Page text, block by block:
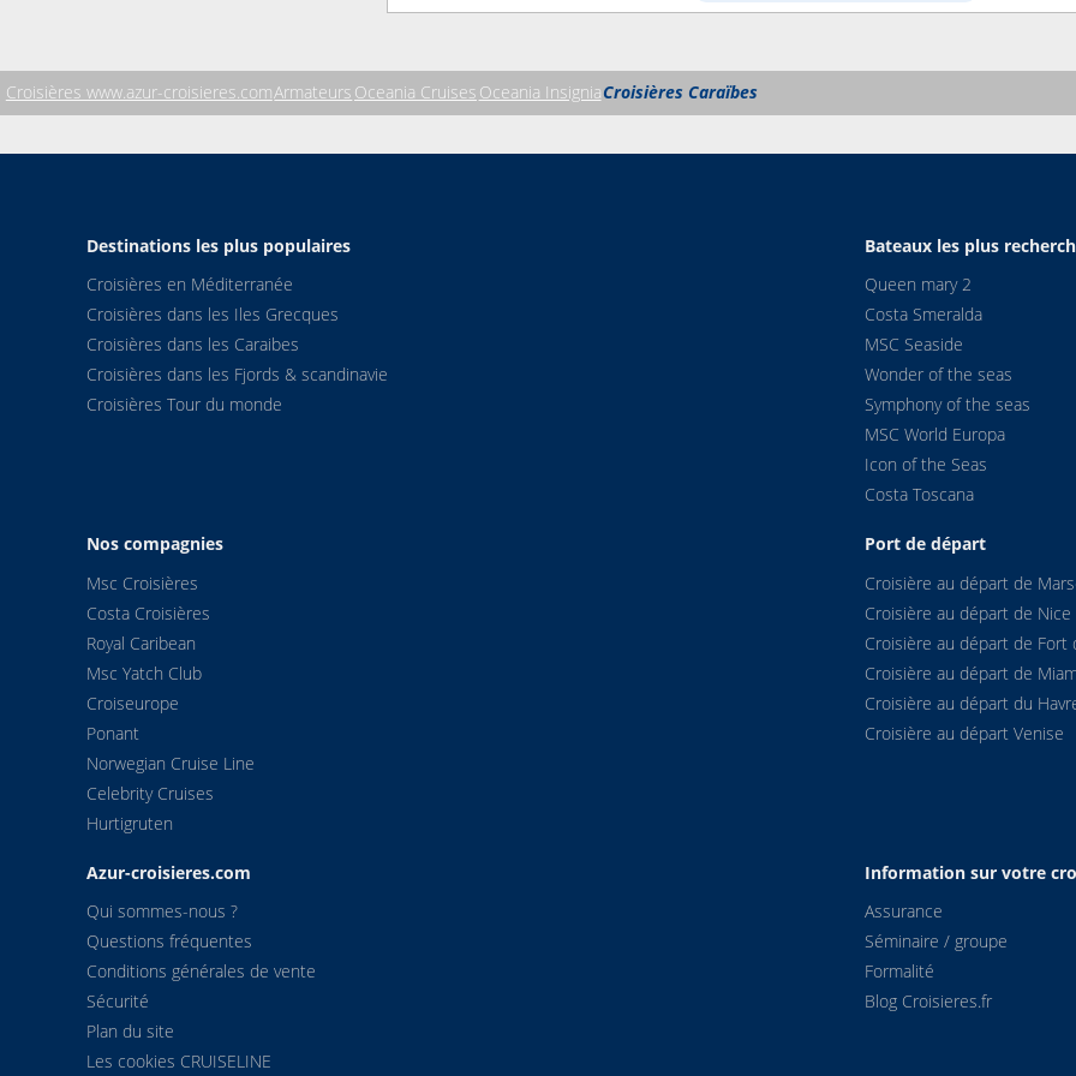
Croisières www.azur-croisieres.comArmateurs Oceania Cruises Oceania InsigniaCroisières Caraïbes
Destinations les plus populaires
Croisières en Méditerranée
Croisières dans les Iles Grecques
Croisières dans les Caraibes
Croisières dans les Fjords & scandinavie
Croisières Tour du monde
Bateaux les plus
Queen mary 2
Costa Smeralda
MSC Seaside
Wonder of the seas
Symphony of the seas
MSC World Europa
Icon of the Seas
Costa Toscana
Nos compagnies
Msc Croisières
Costa Croisières
Royal Caribean
Msc Yatch Club
Croiseurope
Ponant
Norwegian Cruise Line
Celebrity Cruises
Hurtigruten
Port de départ
Croisière au départ de
Croisière au départ de Nice
Croisière au départ de Fort
Croisière au départ de
Croisière au départ du
Croisière au départ Venise
Azur-croisieres.com
Qui sommes-nous ?
Questions fréquentes
Conditions générales de vente
Sécurité
Plan du site
Les cookies CRUISELINE
Information sur votre
Assurance
Séminaire / groupe
Formalité
Blog Croisieres.fr